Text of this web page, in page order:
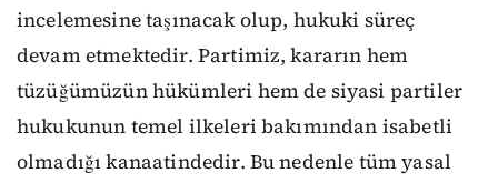
incelemesine taşınacak olup, hukuki süreç
devam etmektedir. Partimiz, kararın hem
tüzüğümüzün hükümleri hem de siyasi partiler
hukukunun temel ilkeleri bakımından isabetli
olmadığı kanaatindedir. Bu nedenle tüm yasal